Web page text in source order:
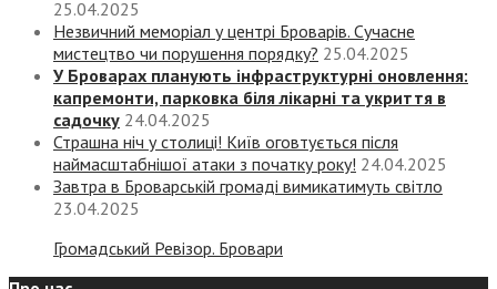
25.04.2025
Незвичний меморіал у центрі Броварів. Сучасне
мистецтво чи порушення порядку? 25.04.2025
У Броварах планують інфраструктурні оновлення:
капремонти, парковка біля лікарні та укриття в
садочку 24.04.2025
Страшна ніч у столиці! Київ оговтується після
наймасштабнішої атаки з початку року! 24.04.2025
Завтра в Броварській громаді вимикатимуть світло
23.04.2025
Громадський Ревізор. Бровари